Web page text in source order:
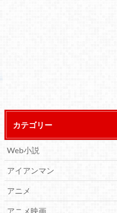
カテゴリー
Web小説
アイアンマン
アニメ
アニメ映画